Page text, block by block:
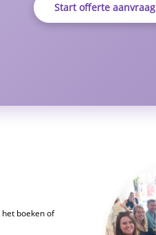
Start offerte aanvraag
boeken of